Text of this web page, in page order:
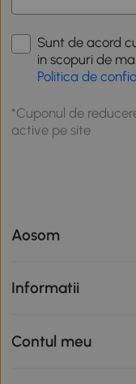
Sunt de acord
in scopuri de
Politica de
*Cuponul de
active pe site
Aosom
Informatii
Contul meu